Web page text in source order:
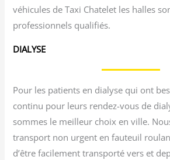
véhicules de Taxi Chatelet les halles
professionnels qualifiés.
DIALYSE
Pour les patients en dialyse qui ont
continu pour leurs rendez-vous de
sommes le meilleur choix en ville.
transport non urgent en fauteuil
d’être facilement transporté vers et